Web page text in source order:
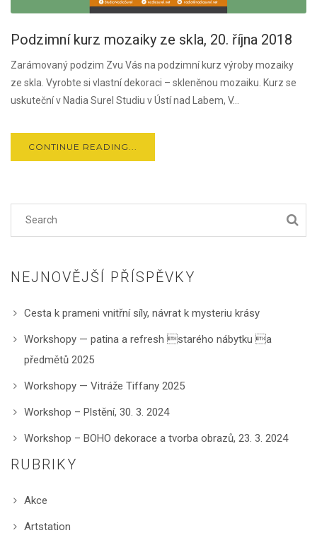
Podzimní kurz mozaiky ze skla, 20. října 2018
Zarámovaný podzim Zvu Vás na podzimní kurz výroby mozaiky
ze skla. Vyrobte si vlastní dekoraci – skleněnou mozaiku. Kurz se
uskuteční v Nadia Surel Studiu v Ústí nad Labem, V...
CONTINUE READING...
NEJNOVĚJŠÍ PŘÍSPĚVKY
Cesta k prameni vnitřní síly, návrat k mysteriu krásy
Workshopy — patina a refresh starého nábytku a
předmětů 2025
Workshopy — Vitráže Tiffany 2025
Workshop – Plstění, 30. 3. 2024
Workshop – BOHO dekorace a tvorba obrazů, 23. 3. 2024
RUBRIKY
Akce
Artstation